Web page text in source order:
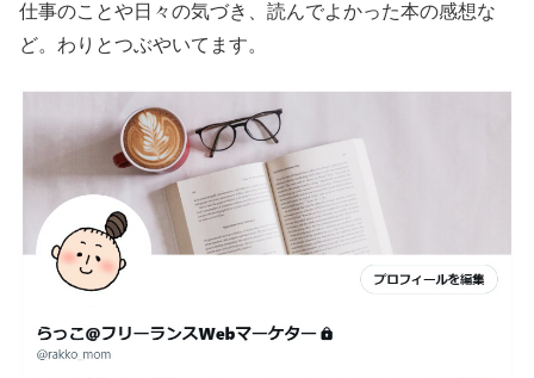
仕事のことや日々の気づき、読んでよかった本の感想な
ど。わりとつぶやいてます。